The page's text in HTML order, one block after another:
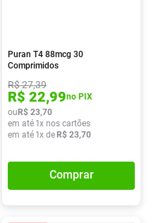
Puran T4 88mcg 30
Comprimidos
R$27,39
R$ 22,99no PIX
ouR$ 23,70
em até 1x nos cartões
em até 1x deR$ 23,70
Comprar